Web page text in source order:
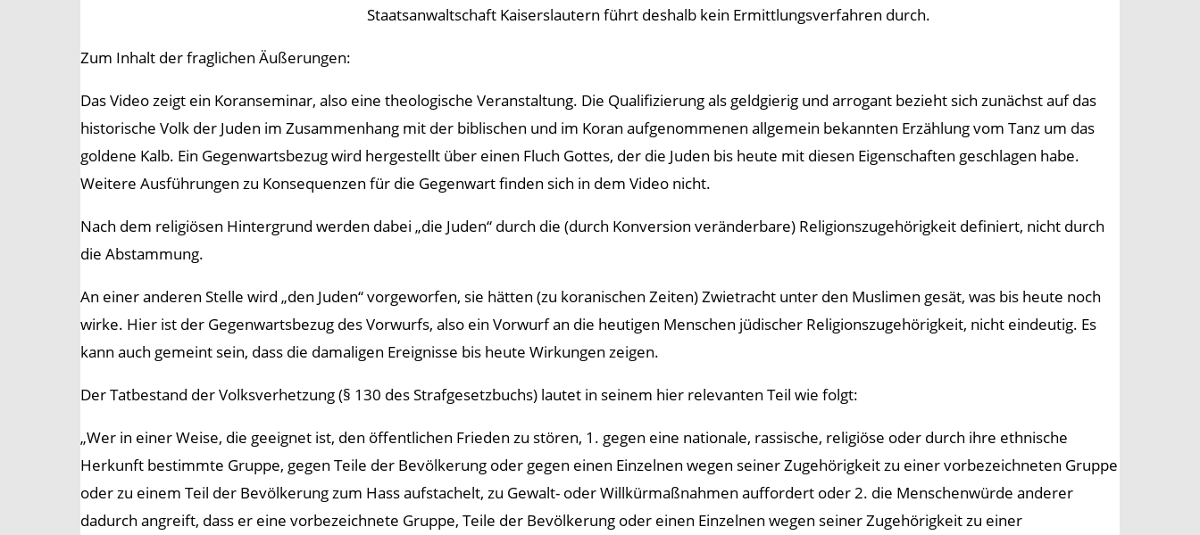
Staatsanwaltschaft Kaiserslautern führt deshalb kein Ermittlungsverfahren durch.
Zum Inhalt der fraglichen Äußerungen:
Das Video zeigt ein Koranseminar, also eine theologische Veranstaltung. Die Qualifizierung als geldgierig und arrogant bezieht sich zunächst auf das
historische Volk der Juden im Zusammenhang mit der biblischen und im Koran aufgenommenen allgemein bekannten Erzählung vom Tanz um das
goldene Kalb. Ein Gegenwartsbezug wird hergestellt über einen Fluch Gottes, der die Juden bis heute mit diesen Eigenschaften geschlagen habe.
Weitere Ausführungen zu Konsequenzen für die Gegenwart finden sich in dem Video nicht.
Nach dem religiösen Hintergrund werden dabei „die Juden“ durch die (durch Konversion veränderbare) Religionszugehörigkeit definiert, nicht durch
die Abstammung.
An einer anderen Stelle wird „den Juden“ vorgeworfen, sie hätten (zu koranischen Zeiten) Zwietracht unter den Muslimen gesät, was bis heute noch
wirke. Hier ist der Gegenwartsbezug des Vorwurfs, also ein Vorwurf an die heutigen Menschen jüdischer Religionszugehörigkeit, nicht eindeutig. Es
kann auch gemeint sein, dass die damaligen Ereignisse bis heute Wirkungen zeigen.
Der Tatbestand der Volksverhetzung (§ 130 des Strafgesetzbuchs) lautet in seinem hier relevanten Teil wie folgt:
„Wer in einer Weise, die geeignet ist, den öffentlichen Frieden zu stören, 1. gegen eine nationale, rassische, religiöse oder durch ihre ethnische
Herkunft bestimmte Gruppe, gegen Teile der Bevölkerung oder gegen einen Einzelnen wegen seiner Zugehörigkeit zu einer vorbezeichneten Gruppe
oder zu einem Teil der Bevölkerung zum Hass aufstachelt, zu Gewalt- oder Willkürmaßnahmen auffordert oder 2. die Menschenwürde anderer
dadurch angreift, dass er eine vorbezeichnete Gruppe, Teile der Bevölkerung oder einen Einzelnen wegen seiner Zugehörigkeit zu einer